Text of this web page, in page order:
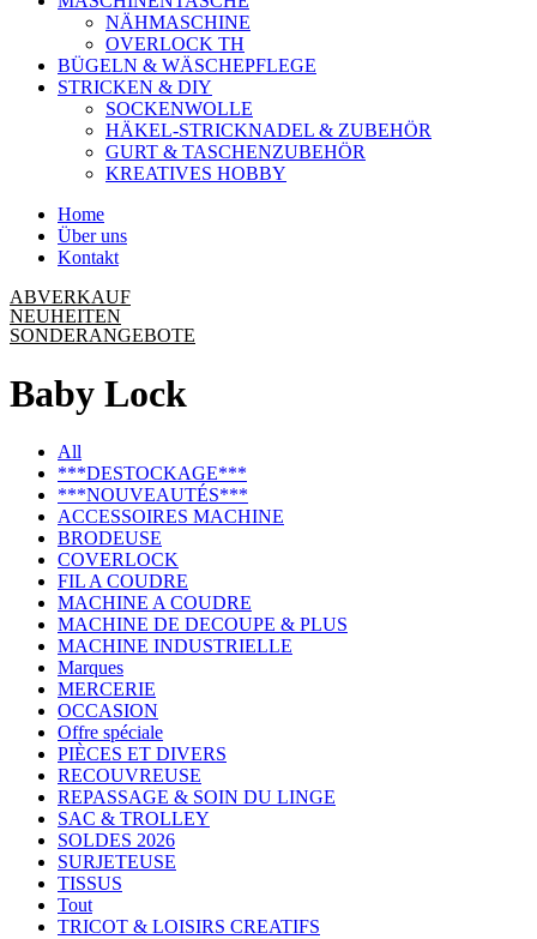
NÄHMASCHINE
OVERLOCK TH
BÜGELN & WÄSCHEPFLEGE
STRICKEN & DIY
SOCKENWOLLE
HÄKEL-STRICKNADEL & ZUBEHÖR
GURT & TASCHENZUBEHÖR
KREATIVES HOBBY
Home
Über uns
Kontakt
ABVERKAUF
NEUHEITEN
SONDERANGEBOTE
Baby Lock
All
***DESTOCKAGE***
***NOUVEAUTÉS***
ACCESSOIRES MACHINE
BRODEUSE
COVERLOCK
FIL A COUDRE
MACHINE A COUDRE
MACHINE DE DECOUPE & PLUS
MACHINE INDUSTRIELLE
Marques
MERCERIE
OCCASION
Offre spéciale
PIÈCES ET DIVERS
RECOUVREUSE
REPASSAGE & SOIN DU LINGE
SAC & TROLLEY
SOLDES 2026
SURJETEUSE
TISSUS
Tout
TRICOT & LOISIRS CREATIFS